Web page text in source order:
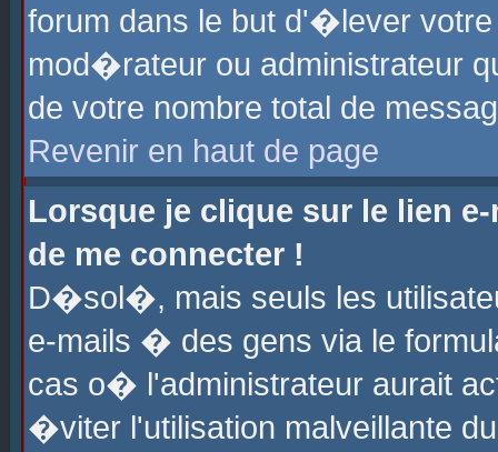
forum dans le but d'�lever
mod�rateur ou administrateur
de votre nombre total de
Revenir en haut de page
Lorsque je clique sur le lien
de me connecter !
D�sol�, mais seuls les
e-mails � des gens via le
cas o� l'administrateur aurait
�viter l'utilisation malveillante